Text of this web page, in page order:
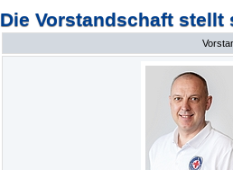
Die Vorstandschaft stellt